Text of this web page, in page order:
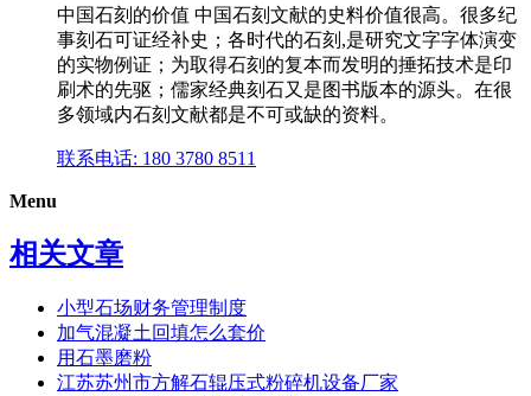
中国石刻的价值 中国石刻文献的史料价值很高。很多纪
事刻石可证经补史；各时代的石刻,是研究文字字体演变
的实物例证；为取得石刻的复本而发明的捶拓技术是印
刷术的先驱；儒家经典刻石又是图书版本的源头。在很
多领域内石刻文献都是不可或缺的资料。
联系电话: 180 3780 8511
Menu
相关文章
小型石场财务管理制度
加气混凝土回填怎么套价
用石墨磨粉
江苏苏州市方解石辊压式粉碎机设备厂家